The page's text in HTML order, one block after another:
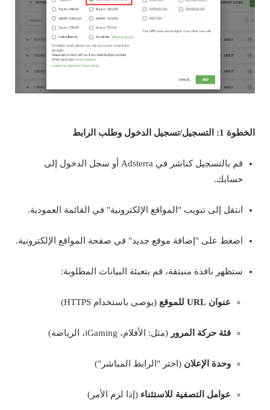
الخطوة 1: التسجيل/تسجيل الدخول وطلب الرابط
قم بالتسجيل كناشر في Adsterra أو سجل الدخول إلى
حسابك.
انتقل إلى تبويب "المواقع الإلكترونية" في القائمة العمودية.
اضغط على "إضافة موقع جديد" في صفحة المواقع الإلكترونية.
ستظهر نافذة منبثقة، قم بتعبئة البيانات المطلوبة:
عنوان URL للموقع (يوصى باستخدام HTTPS)
فئة حركة المرور (مثل: الأفلام، iGaming، الرياضة)
وحدة الإعلان (اختر "الرابط المباشر")
عوامل التصفية للاستثناء (إذا لزم الأمر)